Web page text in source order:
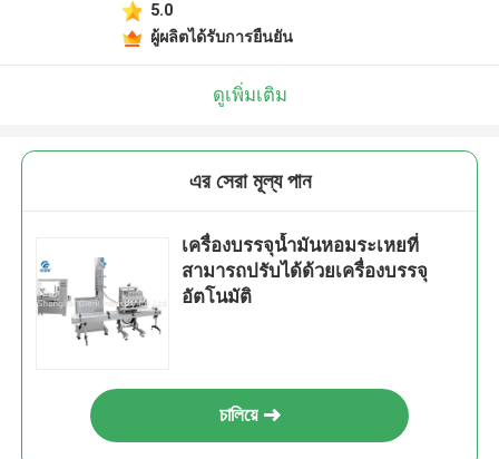
5.0
ผู้ผลิตได้รับการยืนยัน
ดูเพิ่มเติม
এর সেরা মূল্য পান
เครื่องบรรจุน้ำมันหอมระเหยที่
สามารถปรับได้ด้วยเครื่องบรรจุ
อัตโนมัติ
চালিয়ে